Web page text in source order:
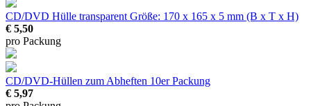
CD/DVD Hülle transparent Größe: 170 x 165 x 5 mm (B x T x H)
€ 5,50
pro Packung
CD/DVD-Hüllen zum Abheften 10er Packung
€ 5,97